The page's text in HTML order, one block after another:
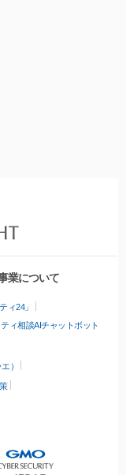
業について
ィ24」
ィ相談AIチャットボット
）